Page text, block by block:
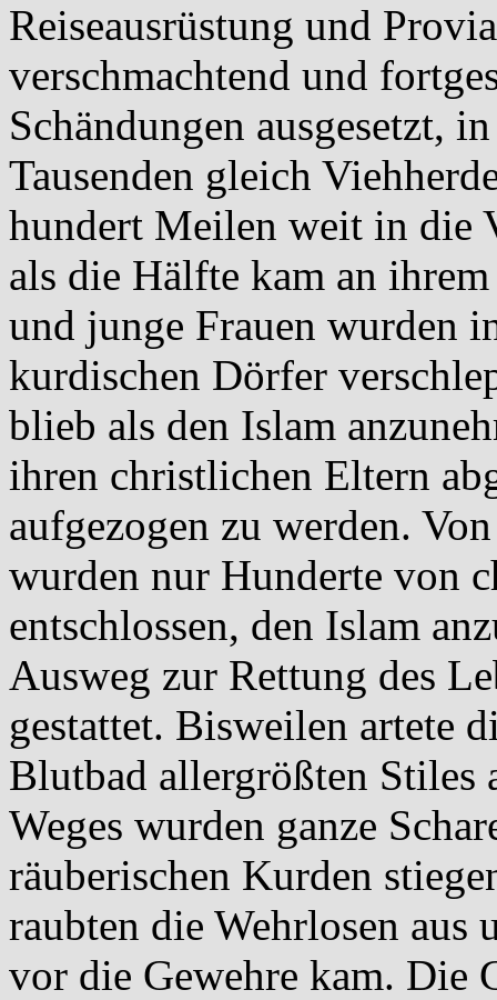
Reiseausrüstung und
verschmachtend und
Schändungen ausgesetzt,
Tausenden gleich
hundert Meilen weit in die
als die Hälfte kam an
und junge Frauen wurden
kurdischen Dörfer
blieb als den Islam
ihren christlichen Eltern
aufgezogen zu werden.
wurden nur Hunderte von
entschlossen, den Islam
Ausweg zur Rettung des
gestattet. Bisweilen artete
Blutbad allergrößten Stiles
Weges wurden ganze
räuberischen Kurden
raubten die Wehrlosen aus
vor die Gewehre kam. Die